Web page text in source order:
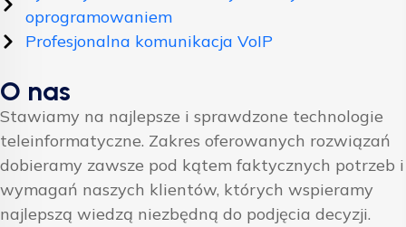
oprogramowaniem
Profesjonalna komunikacja VoIP
O nas
Stawiamy na najlepsze i sprawdzone technologie
teleinformatyczne. Zakres oferowanych rozwiązań
dobieramy zawsze pod kątem faktycznych potrzeb i
wymagań naszych klientów, których wspieramy
najlepszą wiedzą niezbędną do podjęcia decyzji.